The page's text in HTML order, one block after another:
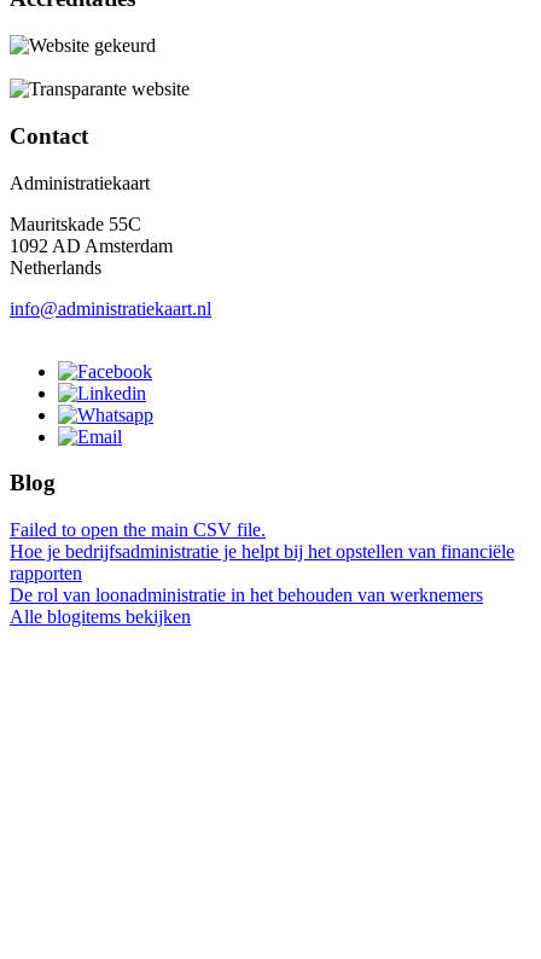
Contact
Administratiekaart
Mauritskade 55C
1092 AD Amsterdam
Netherlands
info@administratiekaart.nl
Blog
Failed to open the main CSV file.
Hoe je bedrijfsadministratie je helpt bij het opstellen van financiële
rapporten
De rol van loonadministratie in het behouden van werknemers
Alle blogitems bekijken